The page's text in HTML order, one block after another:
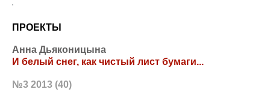
ПРОЕКТЫ
Анна Дьяконицына
И белый снег, как чистый лист бумаги...
№3 2013 (40)